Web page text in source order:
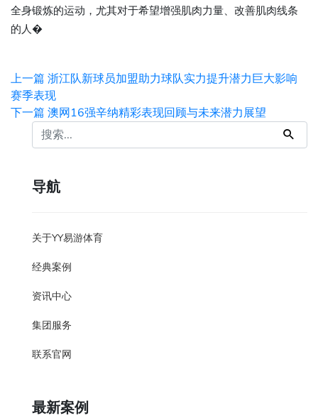
全身锻炼的运动，尤其对于希望增强肌肉力量、改善肌肉线条
的人�
上一篇 浙江队新球员加盟助力球队实力提升潜力巨大影响
赛季表现
下一篇 澳网16强辛纳精彩表现回顾与未来潜力展望
导航
关于YY易游体育
经典案例
资讯中心
集团服务
联系官网
最新案例